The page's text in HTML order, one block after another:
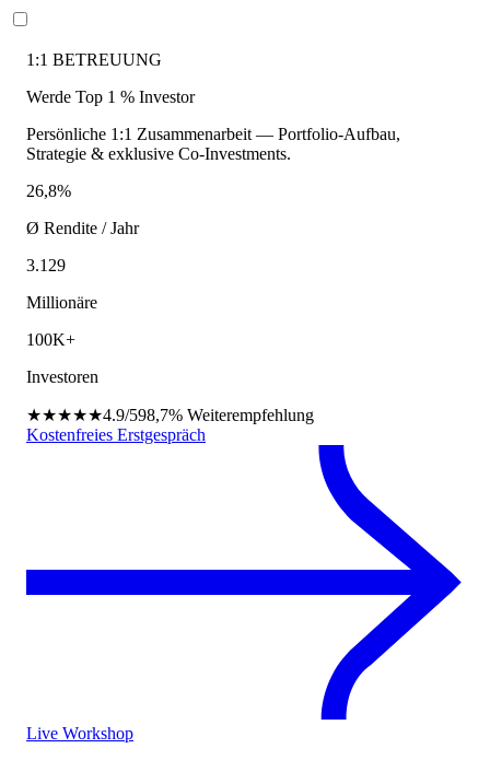
1:1 BETREUUNG
Werde Top 1 % Investor
Persönliche 1:1 Zusammenarbeit — Portfolio-Aufbau,
Strategie & exklusive Co-Investments.
26,8%
Ø Rendite / Jahr
3.129
Millionäre
100K+
Investoren
★★★★★4.9/598,7% Weiterempfehlung
Kostenfreies Erstgespräch
Live Workshop